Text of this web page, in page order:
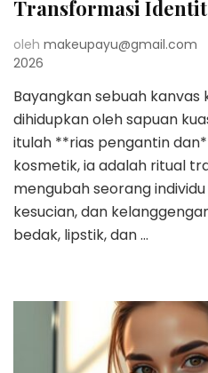
Transformasi
oleh makeupayu@gmail.com
2026
Bayangkan sebuah
dihidupkan oleh sapuan
itulah **rias pengantin
kosmetik, ia adalah ritual
mengubah seorang
kesucian, dan
bedak, lipstik, dan …